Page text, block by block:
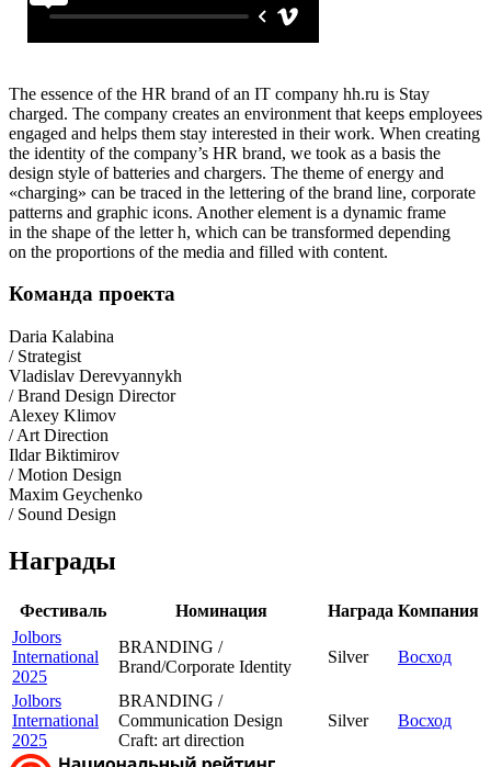
The essence of the HR brand of an IT company hh.ru is Stay
charged. The company creates an environment that keeps employees
engaged and helps them stay interested in their work. When creating
the identity of the company’s HR brand, we took as a basis the
design style of batteries and chargers. The theme of energy and
«charging» can be traced in the lettering of the brand line, corporate
patterns and graphic icons. Another element is a dynamic frame
in the shape of the letter h, which can be transformed depending
on the proportions of the media and filled with content.
Команда проекта
Daria Kalabina
/ Strategist
Vladislav Derevyannykh
/ Brand Design Director
Alexey Klimov
/ Art Direction
Ildar Biktimirov
/ Motion Design
Maxim Geychenko
/ Sound Design
Награды
Фестиваль Номинация Награда Компания
Jolbors
International
2025
BRANDING /
Brand/Corporate Identity
Silver Восход
Jolbors
International
2025
BRANDING /
Communication Design
Craft: art direction
Silver Восход